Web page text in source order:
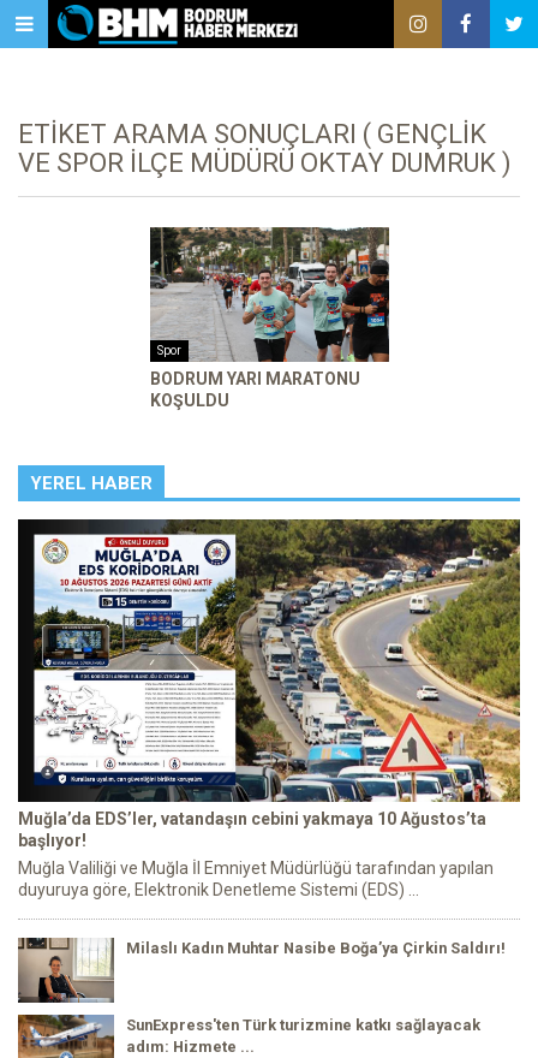
ETIKET ARAMA SONUÇLARI ( GENÇLIK
VE SPOR İLÇE MÜDÜRÜ OKTAY DUMRUK )
Spor
BODRUM YARI MARATONU
KOŞULDU
YEREL HABER
Muğla’da EDS’ler, vatandaşın cebini yakmaya 10 Ağustos’ta
başlıyor!
Muğla Valiliği ve Muğla İl Emniyet Müdürlüğü tarafından yapılan
duyuruya göre, Elektronik Denetleme Sistemi (EDS) ...
Milaslı Kadın Muhtar Nasibe Boğa’ya Çirkin Saldırı!
SunExpress'ten Türk turizmine katkı sağlayacak
adım: Hizmete ...